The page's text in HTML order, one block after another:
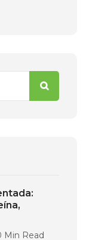
Min Read